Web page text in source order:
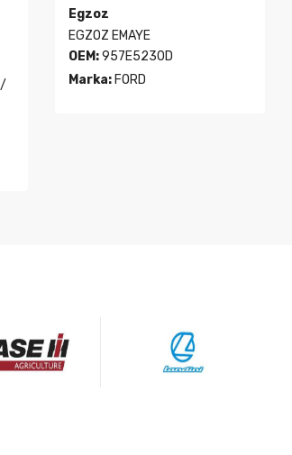
Egzoz
EGZOZ EMAYE
OEM:957E5230D
Marka: FORD